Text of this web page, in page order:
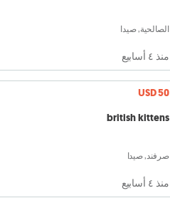
الصالحية, صيدا
منذ ٤ أسابيع
USD 50
british kittens
صرفند, صيدا
منذ ٤ أسابيع